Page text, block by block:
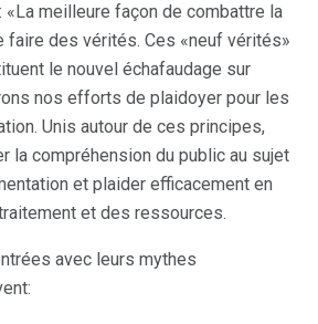
«La meilleure façon de combattre la
des vérités. Ces «neuf vérités»
le nouvel échafaudage sur
nos efforts de plaidoyer pour les
Unis autour de ces principes,
la compréhension du public au sujet
et plaider efficacement en
et des ressources.
avec leurs mythes